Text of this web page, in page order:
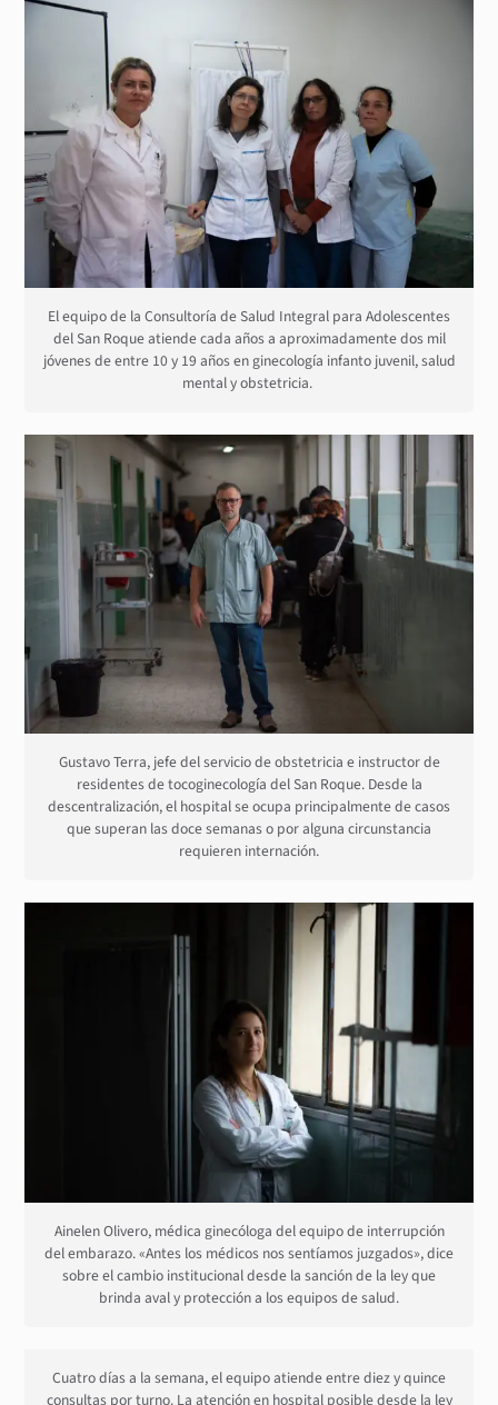
El equipo de la Consultoría de Salud Integral para Adolescentes
del San Roque atiende cada años a aproximadamente dos mil
jóvenes de entre 10 y 19 años en ginecología infanto juvenil, salud
mental y obstetricia.
Gustavo Terra, jefe del servicio de obstetricia e instructor de
residentes de tocoginecología del San Roque. Desde la
descentralización, el hospital se ocupa principalmente de casos
que superan las doce semanas o por alguna circunstancia
requieren internación.
Ainelen Olivero, médica ginecóloga del equipo de interrupción
del embarazo. «Antes los médicos nos sentíamos juzgados», dice
sobre el cambio institucional desde la sanción de la ley que
brinda aval y protección a los equipos de salud.
Cuatro días a la semana, el equipo atiende entre diez y quince
consultas por turno. La atención en hospital posible desde la ley